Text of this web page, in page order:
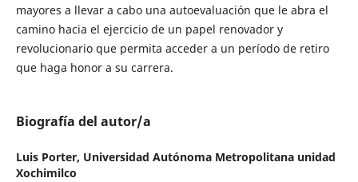
mayores a llevar a cabo una autoevaluación que le abra el
camino hacia el ejercicio de un papel renovador y
revolucionario que permita acceder a un período de retiro
que haga honor a su carrera.
Biografía del autor/a
Luis Porter, Universidad Autónoma Metropolitana unidad
Xochimilco